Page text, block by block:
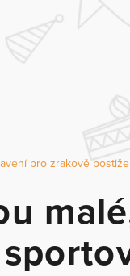
pro zrakově